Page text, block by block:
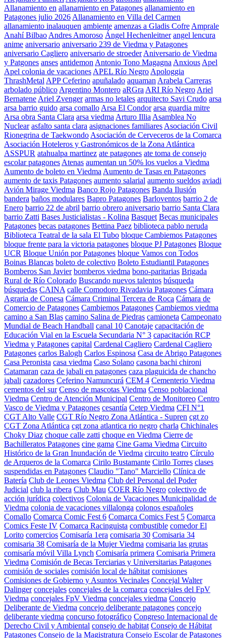
Allanamiento en allanamiento en Patagones allanamiento en
Patagones julio 2026 Allanamiento en Villa del Carmen
allanamiento inalauquen ambiente amenzas a Gladis Cofre Amprale
Anahí Bilbao Andres Amoroso Ángel Hechenleitner angel lencura
anime aniversario aniversario 239 de Viedma y Patagones
aniversario Cagliero aniversario de stroeder Aniversario de Viedma
y Patgones anses antidemon Antonio Tono Magagna Anxious Apel
Apel colonia de vacaciones APEL Río Negro Apologgia
ThrashMetal APP Ceferino apuñalado aquaman Arabela Carreras
arbolado público Argentino Montero aRGra ARI Río Negro Ariel
Bernatene Ariel Zvenger armas no letales arquitecto Savi Crudo arsa
arsa barrio guido arsa comallo Arsa El Condor arsa guardia mitre
Arsa obra Santa Clara arsa viedma Arturo Illia Asamblea No
Nuclear asfalto santa clara asignaciones familiares Asociación Civil
Rionegrina de Taekwondo Asociación de Cerveceros de la Comarca
Asociación Hoteleros y Gastronómicos de la Zona Atlántica
ASSPUR atahualpa martinez ate patagones ate toma de consejo
escolar patagones Atenas aumentan un 50% los vuelos a Viedma
Aumento de boleto en Viedma Aumento de Tasas en Patagones
aumento de taxis Patagones aumento salarial aumento sueldos aviadi
Avión Mirage Viedma Banco Rojo Patagones Banda Ilusión
bandera baños modulares Bapro Patagones Barloventos barrio 2 de
Enero barrio 22 de abril barrio obrero aniversario barrio Santa Clara
barrio Zatti Bases Justicialistas - Kolina Basquet Becas municipales
Patagones becas patagones Bettina Paez biblioteca pablo neruda
Biblioteca Teatral de la sala El Tubo bloque Cambiemos Patagones
bloque frente para la victoria patagones bloque PJ Patagones Bloque
UCR Bloque Unión por Patagones bloque Vamos con Todos
Boinas Blancas boleto de colectivo Boleto Estudiantil Patagones
Bomberos San Javier bomberos viedma bono-paritarias Brigada
Rural de Río Colorado Buscando nuevos talentos búsqueda
búsquedas CAINA calle Comodoro Rivadavia Patagones Cámara
Agraria de Conesa Cámara Criminal Tercera de Roca Cámara de
Comercio de Patagones Cambiemos Patagones Cambiemos viedma
camino a San Blas camino Salina de Piedras camioneta Campeonato
Mundial de Beach Handball canal 10 Canotaje capacitación de
Educación Vial en la Escuela Secundaria N° 3 capacitación RCP
Viedma y Patagones capital Cardenal Cagliero Cardenal Cagliero
Patagones carlos Balogh Carlos Espinosa Casa de Abrigo Patagones
Casa Peronista casa viedma Caso Solano casona bachi chironi
Catamaran caza de jabali en patagones caza plaguicida de chancho
jabali cazadores Ceferino Namuncurá CEM 4 Cementerio Viedma
cementos del sur Censo de mascotas Viedma Censo poblacional
Viedma Centro de Atención Municipal Centro de Monitoreo Centro
Vasco de Viedma y Patagones cesantía Cetep Viedma CFI N°1
CGT Alto Valle CGT Río Negro Zona Atlántica - Supren cgt zo
CGT Zona Atlántica cgt zona atlantica rio negro charla Chichinales
Choky Diaz choque calle zatti choque en Viedma Cierre de
Bachilleratos Patagones cine gama Cine Gama Viedma Circuito
Histórico de la Gran Inundación de Viedma circuito teatro Círculo
de Arqueros de la Comarca Cirilo Bustamante Cirilo Torres clases
suspendidas en Patagones Claudio "Tano" Marciello Clínica de
Batería Club de Leones Viedma Club del Personal del Poder
Judicial club la ribera Club Mau COER Río Negro colectivo de
acción jurídica colectivos Colonia de Vacaciones Municipalidad de
Viedma colonia de vacaciones villalonga colonos españoles
Comallo Comarca Comic Fest 6 Comarca Comics Fest 5 Comarca
Comics Feste IV Comarca Racinguista combustible comedor El
Lorito comercios Comisaría 1era comisaria 30 Comisaria 34
comisaria 38 Comisaría de la Mujer Viedma comisaria las grutas
comisaría móvil Villa Lynch Comisaría primera Comisaria Primera
Viedma Comisión de Becas Terciarias y Universitarias Patagones
comisión de sociales comisión local de hábitat comisiones
Comisiones de Gobierno y Asuntos Vecinales Concejal Walter
Dalinger concejales concejales de la comarca concejales del FpV
Viedma concejales FpV Viedma concejales viedma Concejo
Deliberante de Viedma concejo deliberante patagones concejo
deliberante viedma concurso fotográfico Congreso Internacional de
Derecho Civil y Ambiental consejo de habitat Consejo de Hábitat
Patagones Consejo de la Magistratura Consejo Escolar de Patagones